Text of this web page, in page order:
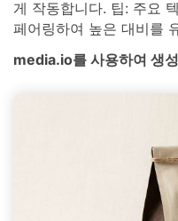
게 작동합니다. 팁: 주요
페어링하여 높은 대비를
media.io를 사용하여 생